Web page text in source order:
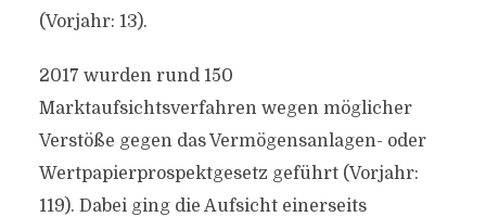
(Vorjahr: 13).
2017 wurden rund 150
Marktaufsichtsverfahren wegen möglicher
Verstöße gegen das Vermögensanlagen- oder
Wertpapierprospektgesetz geführt (Vorjahr:
119). Dabei ging die Aufsicht einerseits